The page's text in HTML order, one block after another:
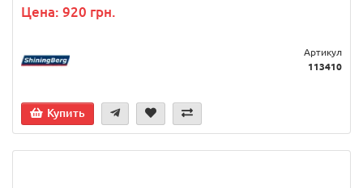
Цена: 920 грн.
Артикул
113410
Купить